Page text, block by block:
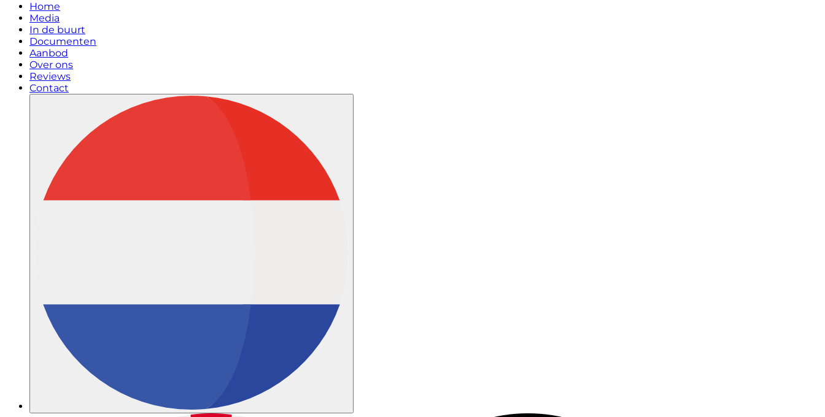
Home
Media
In de buurt
Documenten
Aanbod
Over ons
Reviews
Contact